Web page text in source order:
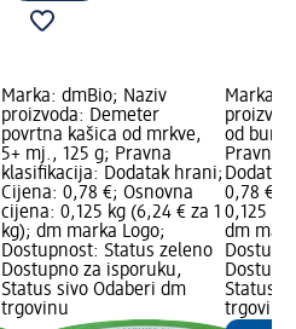
Marka: dmBio; Naziv
proizvoda: Demeter
povrtna kašica od mrkve,
5+ mj., 125 g; Pravna
klasifikacija: Dodatak hrani;
Cijena: 0,78 €; Osnovna
cijena: 0,125 kg (6,24 € za 1
kg); dm marka Logo;
Dostupnost: Status zeleno
Dostupno za isporuku,
Status sivo Odaberi dm
trgovinu
Marka:
od
Pravna
0,78 €;
0,125 kg
dm
Status
trgovinu